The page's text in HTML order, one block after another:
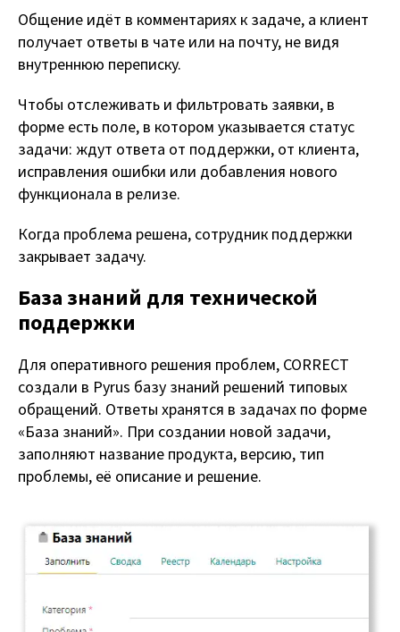
Общение идёт в комментариях к задаче, а клиент
получает ответы в чате или на почту, не видя
внутреннюю переписку.
Чтобы отслеживать и фильтровать заявки, в
форме есть поле, в котором указывается статус
задачи: ждут ответа от поддержки, от клиента,
исправления ошибки или добавления нового
функционала в релизе.
Когда проблема решена, сотрудник поддержки
закрывает задачу.
База знаний для технической
поддержки
Для оперативного решения проблем, CORRECT
создали в Pyrus базу знаний решений типовых
обращений. Ответы хранятся в задачах по форме
«База знаний». При создании новой задачи,
заполняют название продукта, версию, тип
проблемы, её описание и решение.